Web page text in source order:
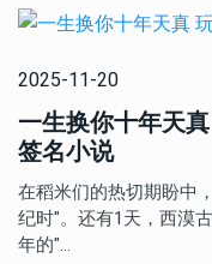
2025-11-20
一生换你十年天
签名小说
在稻米们的热切期盼中
纪时"。还有1天，西漠
年的"…